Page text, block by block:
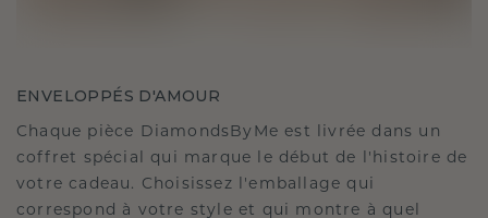
ENVELOPPÉS D'AMOUR
Chaque pièce DiamondsByMe est livrée dans un
coffret spécial qui marque le début de l'histoire de
votre cadeau. Choisissez l'emballage qui
correspond à votre style et qui montre à quel